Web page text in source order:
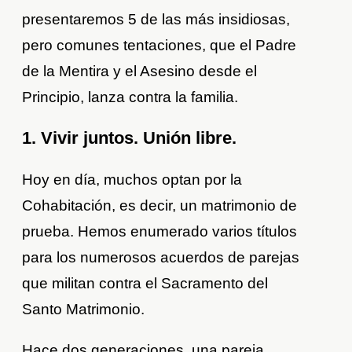
presentaremos 5 de las más insidiosas,
pero comunes tentaciones, que el Padre
de la Mentira y el Asesino desde el
Principio, lanza contra la familia.
1. Vivir juntos. Unión libre.
Hoy en día, muchos optan por la
Cohabitación, es decir, un matrimonio de
prueba. Hemos enumerado varios títulos
para los numerosos acuerdos de parejas
que militan contra el Sacramento del
Santo Matrimonio.